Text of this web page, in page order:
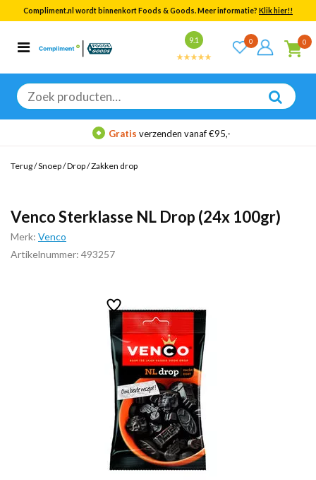
Compliment.nl wordt binnenkort Foods & Goods. Meer informatie? Klik hier!!
9.1 0 0
Zoeken
naar:
Categorieën
Bekijk alle resultaten
Gratis verzenden vanaf €95,-
Terug/Snoep/Drop/Zakken drop
Venco Sterklasse NL Drop (24x 100gr)
Merk: Venco
Artikelnummer: 493257